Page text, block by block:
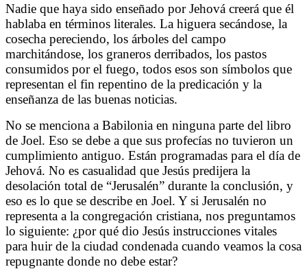
Nadie que haya sido enseñado por Jehová creerá que él
hablaba en términos literales. La higuera secándose, la
cosecha pereciendo, los árboles del campo
marchitándose, los graneros derribados, los pastos
consumidos por el fuego, todos esos son símbolos que
representan el fin repentino de la predicación y la
enseñanza de las buenas noticias.
No se menciona a Babilonia en ninguna parte del libro
de Joel. Eso se debe a que sus profecías no tuvieron un
cumplimiento antiguo. Están programadas para el día de
Jehová. No es casualidad que Jesús predijera la
desolación total de “Jerusalén” durante la conclusión, y
eso es lo que se describe en Joel. Y si Jerusalén no
representa a la congregación cristiana, nos preguntamos
lo siguiente: ¿por qué dio Jesús instrucciones vitales
para huir de la ciudad condenada cuando veamos la cosa
repugnante donde no debe estar?